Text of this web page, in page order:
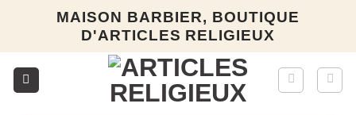
MAISON BARBIER, BOUTIQUE
D'ARTICLES RELIGIEUX